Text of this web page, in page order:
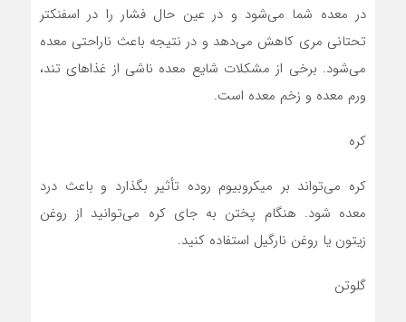
در معده شما می‌شود و در عین حال فشار را در اسفنکتر
تحتانی مری کاهش می‌دهد و در نتیجه باعث ناراحتی معده
می‌شود. برخی از مشکلات شایع معده ناشی از غذا‌های تند،
ورم معده و زخم معده است.
کره
کره می‌تواند بر میکروبیوم روده تأثیر بگذارد و باعث درد
معده شود. هنگام پختن به جای کره می‌توانید از روغن
زیتون یا روغن نارگیل استفاده کنید.
گلوتن